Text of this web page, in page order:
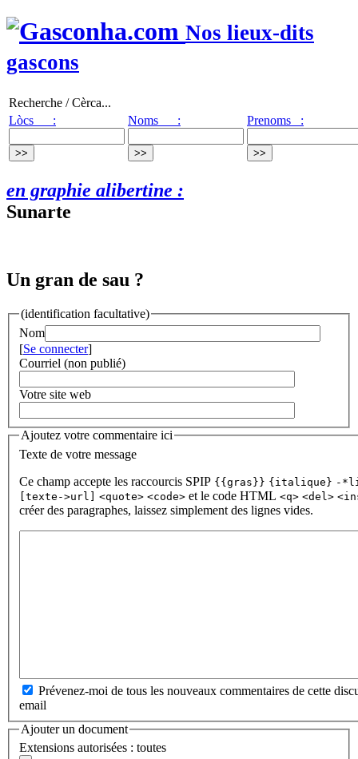
Nos lieux-dits
gascons
Recherche / Cèrca...
Lòcs :
Noms : Prenoms :
en graphie alibertine :
Sunarte
Un gran de sau ?
(identification facultative)
Nom
[Se connecter]
Courriel (non publié)
Votre site web
Ajoutez votre commentaire ici
Texte de votre message
Ce champ accepte les raccourcis SPIP {{gras}} {italique} -
[texte->url] <quote> <code> et le code HTML <q> <del>
créer des paragraphes, laissez simplement des lignes vides.
Prévenez-moi de tous les nouveaux commentaires de cette
email
Ajouter un document
Extensions autorisées : toutes